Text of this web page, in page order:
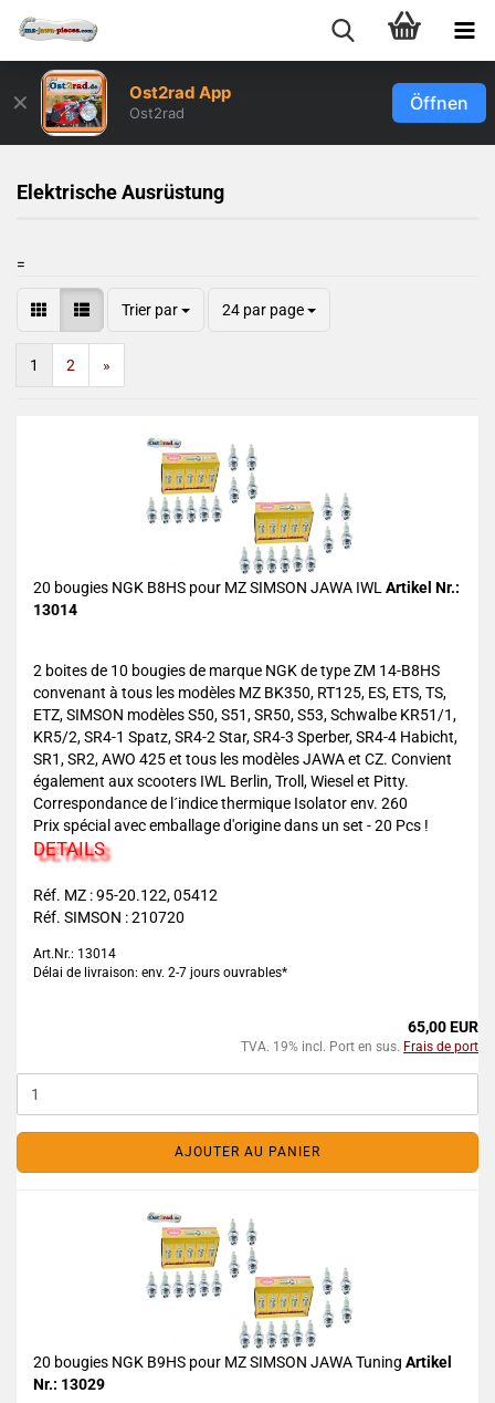
✕ Ost2rad App
Ost2rad Öffnen
Elektrische Ausrüstung
=
Trier par 24 par page
1 2 »
20 bougies NGK B8HS pour MZ SIMSON JAWA IWL Artikel Nr.:
13014
2 boites de 10 bougies de marque NGK de type ZM 14-B8HS
convenant à tous les modèles MZ BK350, RT125, ES, ETS, TS,
ETZ, SIMSON modèles S50, S51, SR50, S53, Schwalbe KR51/1,
KR5/2, SR4-1 Spatz, SR4-2 Star, SR4-3 Sperber, SR4-4 Habicht,
SR1, SR2, AWO 425 et tous les modèles JAWA et CZ. Convient
également aux scooters IWL Berlin, Troll, Wiesel et Pitty.
Correspondance de l´indice thermique Isolator env. 260
Prix spécial avec emballage d'origine dans un set - 20 Pcs !
DETAILS
Réf. MZ : 95-20.122, 05412
Réf. SIMSON : 210720
Art.Nr.: 13014
Délai de livraison: env. 2-7 jours ouvrables*
65,00 EUR
TVA. 19% incl. Port en sus. Frais de port
AJOUTER AU PANIER
20 bougies NGK B9HS pour MZ SIMSON JAWA Tuning Artikel
Nr.: 13029